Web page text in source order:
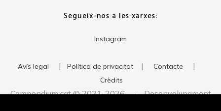
Segueix-nos a les xarxes:
Instagram
Avís legal | Política de privacitat | Contacte |
Crèdits
Compendium.cat © 2021-2026 · Desenvolupament